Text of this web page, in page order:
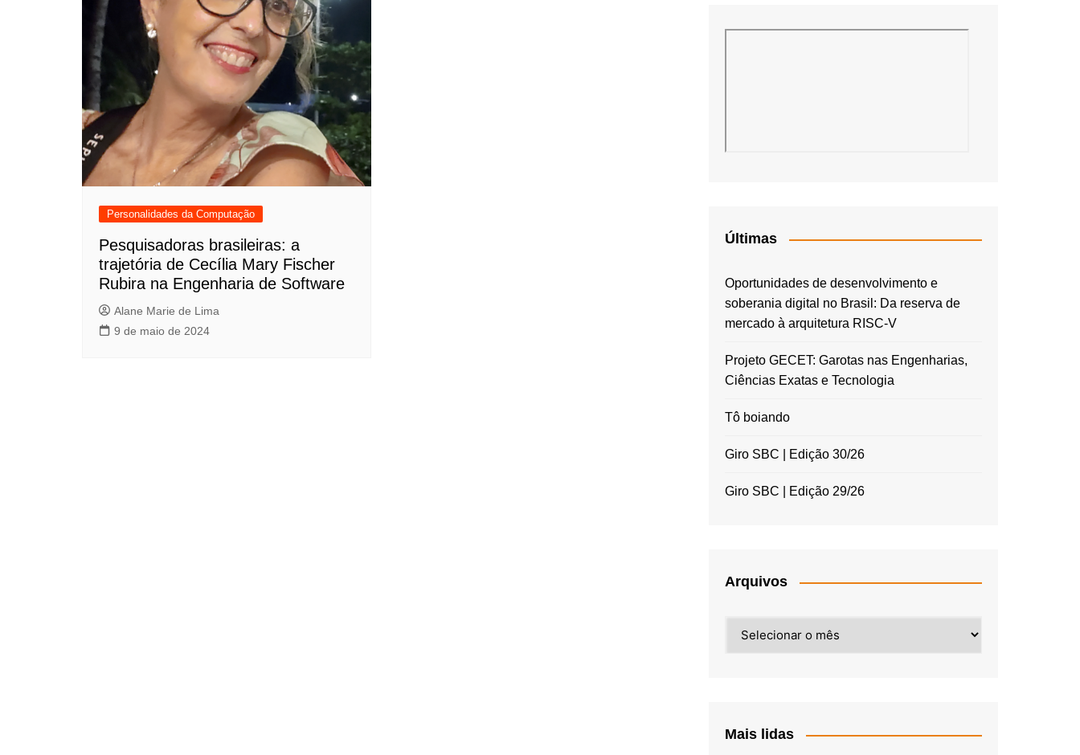
Meninas Digitais
Personalidades da
Computação
Variedades
Personalidades da Computação
Pesquisadoras brasileiras: a
trajetória de Cecília Mary Fischer
Rubira na Engenharia de Software
Alane Marie de Lima
9 de maio de 2024
Últimas
Oportunidades de desenvolvimento e
soberania digital no Brasil: Da reserva de
mercado à arquitetura RISC-V
Projeto GECET: Garotas nas Engenharias,
Ciências Exatas e Tecnologia
Tô boiando
Giro SBC | Edição 30/26
Giro SBC | Edição 29/26
Arquivos
Mais lidas